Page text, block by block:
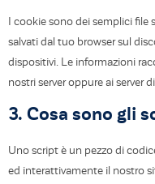
I cookie sono dei semplici
salvati dal tuo browser sul
dispositivi. Le informazioni
nostri server oppure ai server
3. Cosa sono gli
Uno script è un pezzo di
ed interattivamente il nostro